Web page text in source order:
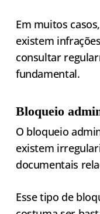
Em muitos
existem
consultar
fundamental.
Bloqueio
O bloqueio
existem
documentais
Esse tipo de